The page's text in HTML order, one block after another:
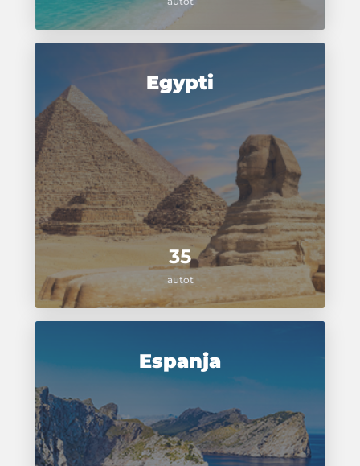
35
autot
Egypti
Espanja